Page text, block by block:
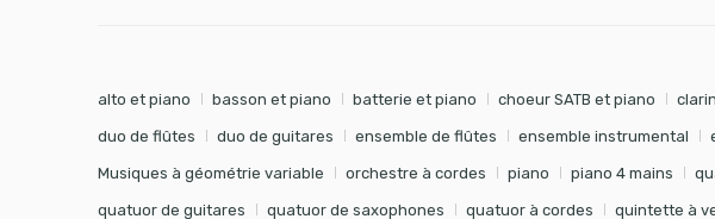
alto et piano basson et piano batterie et piano choeur SATB et piano
duo de flûtes duo de guitares ensemble de flûtes ensemble instrumental
Musiques à géométrie variable orchestre à cordes piano piano 4 mains
quatuor de guitares quatuor de saxophones quatuor à cordes quintette à